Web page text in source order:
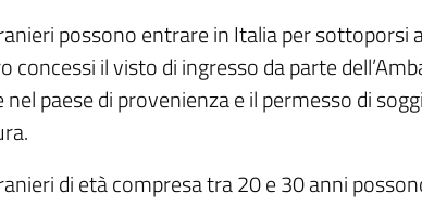
possono entrare in Italia per sottoporsi
concessi il visto di ingresso da parte
paese di provenienza e il permesso di
di età compresa tra 20 e 30 anni